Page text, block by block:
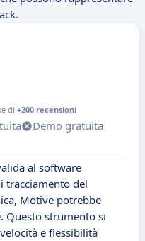
di +200 recensioni
Demo gratuita
al software
tracciamento del
Motive potrebbe
Questo strumento si
e flessibilità